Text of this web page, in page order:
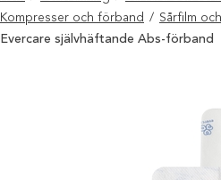
Kompresser och förband / Sårfilm
Evercare självhäftande Abs-förband